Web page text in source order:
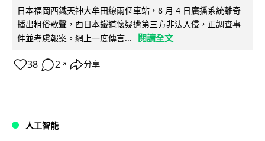
日本福岡西鐵天神大牟田線兩個車站，8 月 4 日廣播系統離奇
播出粗俗歌聲，西日本鐵道懷疑遭第三方非法入侵，正調查事
件並考慮報案。網上一度傳言...
閱讀全文
38 2 ↗ 分享
人工智能